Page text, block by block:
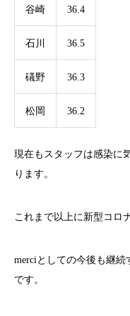
谷崎 36.4
石川 36.5
礒野 36.3
松岡 36.2
現在もスタッフは感染に
ります。
これまで以上に新型コロ
merci としての今後も継続
です。